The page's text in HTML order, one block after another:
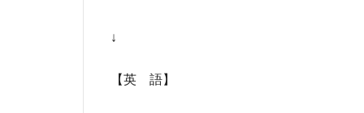
↓
【英 語】